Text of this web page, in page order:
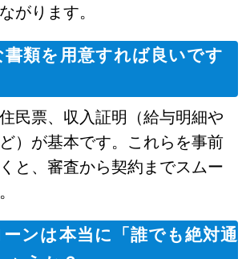
がります。
類を用意すれば良いです
民票、収入証明（給与明細や
）が基本です。これらを事前
と、審査から契約までスムー
ンは本当に「誰でも絶対通